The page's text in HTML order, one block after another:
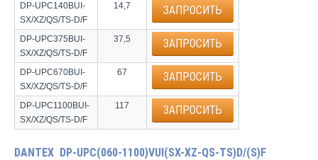
DP-UPC140BUI-
SX/XZ/QS/TS-D/F
14,7 ЗАПРОСИТЬ
DP-UPC375BUI-
SX/XZ/QS/TS-D/F
37,5 ЗАПРОСИТЬ
DP-UPC670BUI-
SX/XZ/QS/TS-D/F
67 ЗАПРОСИТЬ
DP-UPC1100BUI-
SX/XZ/QS/TS-D/F
117 ЗАПРОСИТЬ
DANTEX DP-UPC(060-1100)VUI(SX-XZ-QS-TS)D/(S)F